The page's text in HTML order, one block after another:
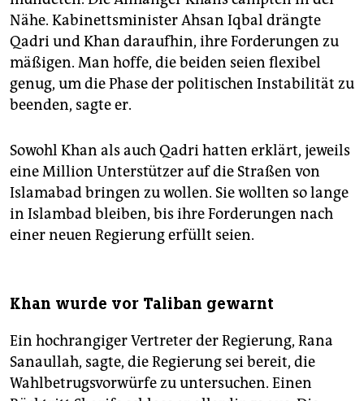
Nähe. Kabinettsminister Ahsan Iqbal drängte
Qadri und Khan daraufhin, ihre Forderungen zu
mäßigen. Man hoffe, die beiden seien flexibel
genug, um die Phase der politischen Instabilität zu
beenden, sagte er.
Sowohl Khan als auch Qadri hatten erklärt, jeweils
eine Million Unterstützer auf die Straßen von
Islamabad bringen zu wollen. Sie wollten so lange
in Islambad bleiben, bis ihre Forderungen nach
einer neuen Regierung erfüllt seien.
Khan wurde vor Taliban gewarnt
Ein hochrangiger Vertreter der Regierung, Rana
Sanaullah, sagte, die Regierung sei bereit, die
Wahlbetrugsvorwürfe zu untersuchen. Einen